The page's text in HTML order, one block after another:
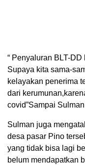
“ Penyaluran BLT-
Supaya kita sama-
kelayakan penerima
dari
covid”Sampai Sulman
Sulman juga
desa pasar Pino
yang tidak bisa lagi
belum mendapatkan